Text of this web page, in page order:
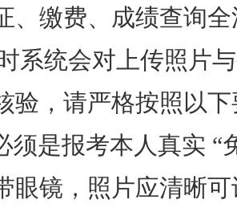
、缴费、成绩查询
系统会对上传照片
验，请严格按照以
须是报考本人真实
眼镜，照片应清晰